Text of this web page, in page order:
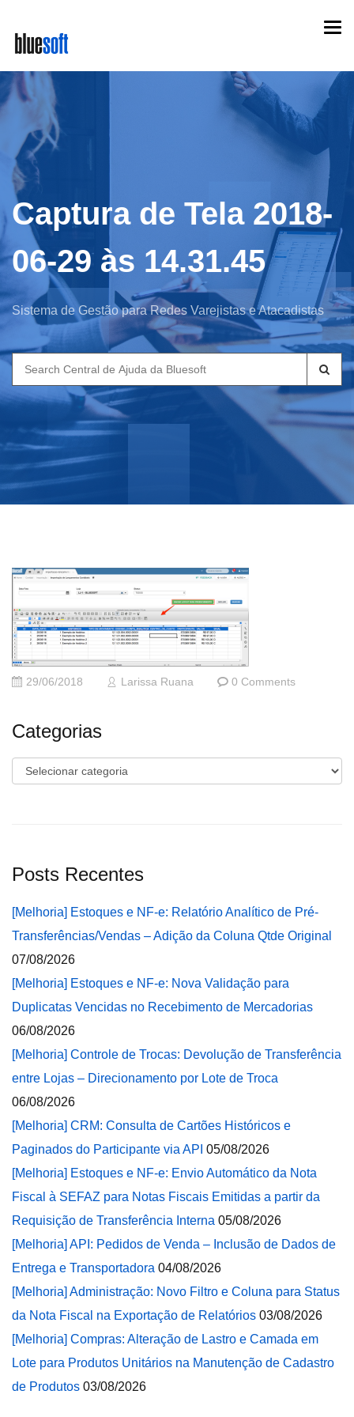
main
content
Captura de Tela 2018-
06-29 às 14.31.45
Sistema de Gestão para Redes Varejistas e Atacadistas
Search
for:
29/06/2018 Larissa Ruana 0 Comments
Categorias
Categorias
Posts Recentes
[Melhoria] Estoques e NF-e: Relatório Analítico de Pré-
Transferências/Vendas – Adição da Coluna Qtde Original
07/08/2026
[Melhoria] Estoques e NF-e: Nova Validação para
Duplicatas Vencidas no Recebimento de Mercadorias
06/08/2026
[Melhoria] Controle de Trocas: Devolução de Transferência
entre Lojas – Direcionamento por Lote de Troca
06/08/2026
[Melhoria] CRM: Consulta de Cartões Históricos e
Paginados do Participante via API 05/08/2026
[Melhoria] Estoques e NF-e: Envio Automático da Nota
Fiscal à SEFAZ para Notas Fiscais Emitidas a partir da
Requisição de Transferência Interna 05/08/2026
[Melhoria] API: Pedidos de Venda – Inclusão de Dados de
Entrega e Transportadora 04/08/2026
[Melhoria] Administração: Novo Filtro e Coluna para Status
da Nota Fiscal na Exportação de Relatórios 03/08/2026
[Melhoria] Compras: Alteração de Lastro e Camada em
Lote para Produtos Unitários na Manutenção de Cadastro
de Produtos 03/08/2026